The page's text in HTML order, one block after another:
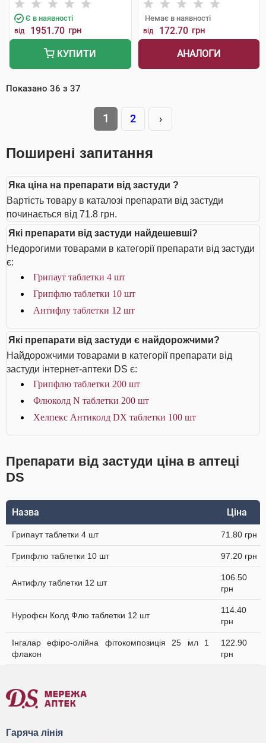
Є в наявності
від 1951.70 грн
КУПИТИ
Немає в наявності
від 172.70 грн
АНАЛОГИ
Показано 36 з 37
1 2 ›
Поширені запитання
Яка ціна на препарати від застуди ?
Вартість товару в каталозі препарати від застуди
починається від 71.8 грн.
Які препарати від застуди найдешевші?
Недорогими товарами в категорії препарати від застуди
є:
Грипаут таблетки 4 шт
Грипфлю таблетки 10 шт
Антифлу таблетки 12 шт
Які препарати від застуди є найдорожчими?
Найдорожчими товарами в категорії препарати від
застуди інтернет-аптеки DS є:
Грипфлю таблетки 200 шт
Флюколд N таблетки 200 шт
Хелпекс Антиколд DX таблетки 100 шт
Препарати від застуди ціна в аптеці
DS
Назва Ціна
Грипаут таблетки 4 шт 71.80 грн
Грипфлю таблетки 10 шт 97.20 грн
Антифлу таблетки 12 шт
106.50
грн
Нурофєн Колд Флю таблетки 12 шт
114.40
грн
Інгалар ефіро-олійна фітокомпозиція 25 мл 1
флакон
122.90
грн
Гаряча лінія